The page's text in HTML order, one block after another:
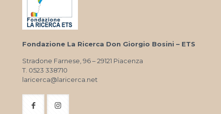
Fondazione La Ricerca Don Giorgio Bosini – ETS
Stradone Farnese, 96 – 29121 Piacenza
T. 0523 338710
laricerca@laricerca.net